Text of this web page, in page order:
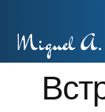
Miguel A.